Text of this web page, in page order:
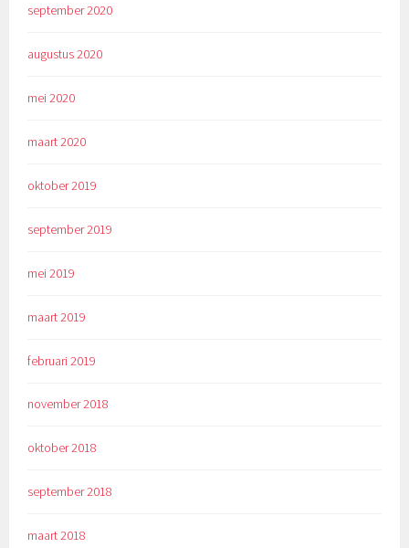
september 2020
augustus 2020
mei 2020
maart 2020
oktober 2019
september 2019
mei 2019
maart 2019
februari 2019
november 2018
oktober 2018
september 2018
maart 2018